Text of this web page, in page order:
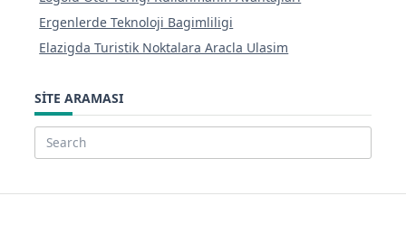
Ergenlerde Teknoloji Bagimliligi
Elazigda Turistik Noktalara Aracla Ulasim
SITE ARAMASI
Search